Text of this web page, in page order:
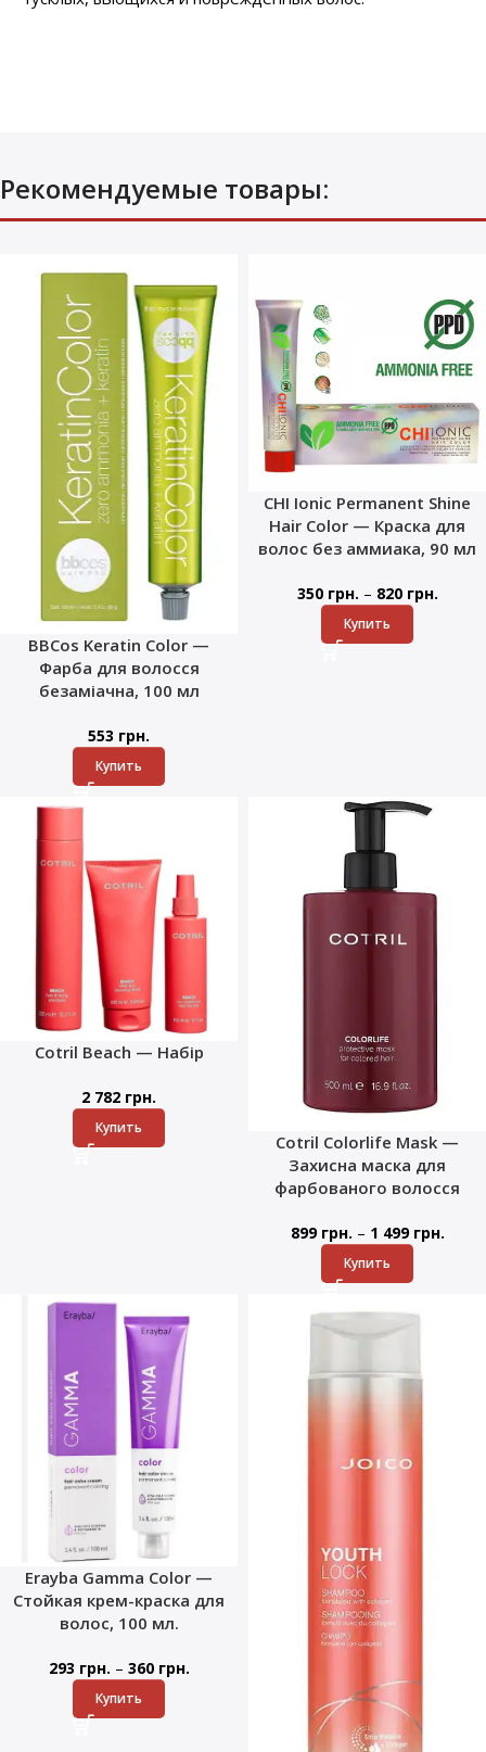
Рекомендуемые товары:
BBCos Keratin Color —
Фарба для волосся
безаміачна, 100 мл
553 грн.
Купить
CHI Ionic Permanent Shine
Hair Color — Краска для
волос без аммиака, 90 мл
350 грн. – 820 грн.
Купить
Cotril Beach — Набір
2 782 грн.
Купить
Cotril Colorlife Mask —
Захисна маска для
фарбованого волосся
899 грн. – 1 499 грн.
Купить
Erayba Gamma Color —
Стойкая крем-краска для
волос, 100 мл.
293 грн. – 360 грн.
Купить